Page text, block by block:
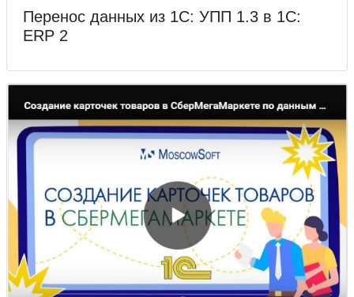
Перенос данных из 1С: УПП 1.3 в 1С:
ERP 2